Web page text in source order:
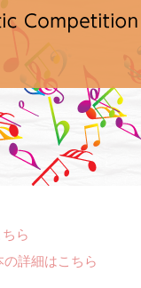
ら
の詳細はこちら